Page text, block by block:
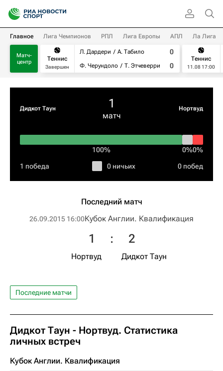
Главное Лига Чемпионов РПЛ Лига Европы АПЛ Ла Лига
Матч-
центр
Теннис
Завершен
Л. Дардери
А. Табило
Ф. Черундоло
Т. Этчеверри
0
0
Теннис
11.08 17:00
Дидкот Таун 1
матч
Нортвуд
100% 0%0%
1 победа 0 ничьих 0 побед
Последний матч
26.09.2015 16:00Кубок Англии. Квалификация
Нортвуд
1 : 2
Дидкот Таун
Последние матчи
Дидкот Таун - Нортвуд. Статистика
личных встреч
Кубок Англии. Квалификация